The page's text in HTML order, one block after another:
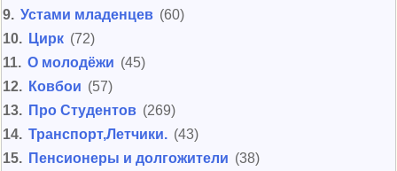
9. Устами младенцев (60)
10. Цирк (72)
11. О молодёжи (45)
12. Ковбои (57)
13. Про Студентов (269)
14. Транспорт,Летчики. (43)
15. Пенсионеры и долгожители (38)